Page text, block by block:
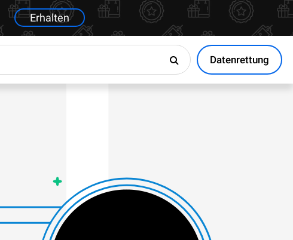
Erhalten
Datenrettung